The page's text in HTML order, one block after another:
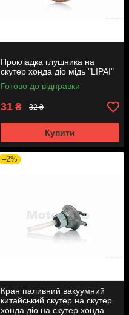
Прокладка глушника на
скутер хонда діо мідь "LIPAI"
Готово до відправки
31 ₴ 32 ₴
Купити
–2%
Кран паливний вакуумний
китайський скутер на скутер
хонда діо на скутер хонда